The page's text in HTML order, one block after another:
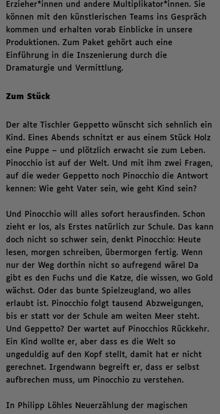
Erzieher*innen und andere Multiplikator*innen. Sie
können mit den künstlerischen Teams ins Gespräch
kommen und erhalten vorab Einblicke in unsere
Produktionen. Zum Paket gehört auch eine
Einführung in die Inszenierung durch die
Dramaturgie und Vermittlung.
Zum Stück
Der alte Tischler Geppetto wünscht sich sehnlich ein
Kind. Eines Abends schnitzt er aus einem Stück Holz
eine Puppe – und plötzlich erwacht sie zum Leben.
Pinocchio ist auf der Welt. Und mit ihm zwei Fragen,
auf die weder Geppetto noch Pinocchio die Antwort
kennen: Wie geht Vater sein, wie geht Kind sein?
Und Pinocchio will alles sofort herausfinden. Schon
zieht er los, als Erstes natürlich zur Schule. Das kann
doch nicht so schwer sein, denkt Pinocchio: Heute
lesen, morgen schreiben, übermorgen fertig. Wenn
nur der Weg dorthin nicht so aufregend wäre! Da
gibt es den Fuchs und die Katze, die wissen, wo Gold
wächst. Oder das bunte Spielzeugland, wo alles
erlaubt ist. Pinocchio folgt tausend Abzweigungen,
bis er statt vor der Schule am weiten Meer steht.
Und Geppetto? Der wartet auf Pinocchios Rückkehr.
Ein Kind wollte er, aber dass es die Welt so
ungeduldig auf den Kopf stellt, damit hat er nicht
gerechnet. Irgendwann begreift er, dass er selbst
aufbrechen muss, um Pinocchio zu verstehen.
In Philipp Löhles Neuerzählung der magischen